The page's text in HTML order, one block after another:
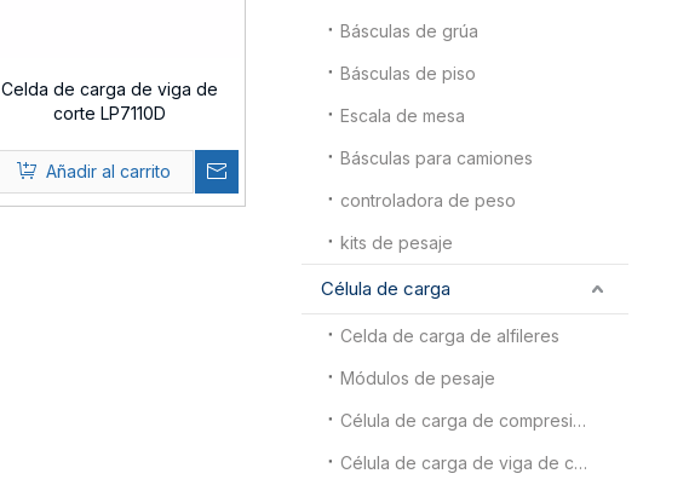
Celda de carga de viga de
corte LP7110D
Añadir al carrito
Básculas de grúa
Básculas de piso
Escala de mesa
Básculas para camiones
controladora de peso
kits de pesaje
Célula de carga
Celda de carga de alfileres
Módulos de pesaje
Célula de carga de compresión
Célula de carga de viga de corte de doble extremo